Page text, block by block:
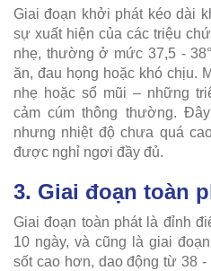
Giai đoạn khởi phát kéo dài
sự xuất hiện của các triệu
nhẹ, thường ở mức 37,5 -
ăn, đau họng hoặc khó chịu.
nhẹ hoặc sổ mũi – những
cảm cúm thông thường.
nhưng nhiệt độ chưa quá
được nghỉ ngơi đầy đủ.
3. Giai đoạn toàn
Giai đoạn toàn phát là đỉnh
10 ngày, và cũng là giai
sốt cao hơn, dao động từ 38 -